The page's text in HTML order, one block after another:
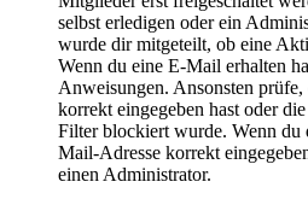
selbst erledigen oder ein
wurde dir mitgeteilt, ob eine
Wenn du eine E-Mail erhalten
Anweisungen. Ansonsten
korrekt eingegeben hast oder
Filter blockiert wurde. Wenn du
Mail-Adresse korrekt
einen Administrator.